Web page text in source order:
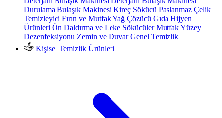
Durulama Bulaşık Makinesi Kireç Sökücü Paslanmaz Çelik
Temizleyici Fırın ve Mutfak Yağ Çözücü Gıda Hijyen
Ürünleri Ön Daldırma ve Leke SökücülerMutfak Yüzey
Dezenfeksiyonu Zemin ve Duvar Genel Temizlik
Kişisel Temizlik Ürünleri